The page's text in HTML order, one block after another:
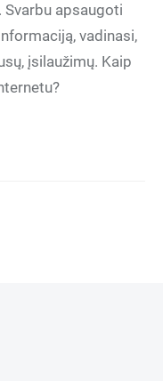
apsaugoti
vadinasi,
įsilaužimų. Kaip